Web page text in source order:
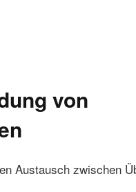
von
Austausch zwischen